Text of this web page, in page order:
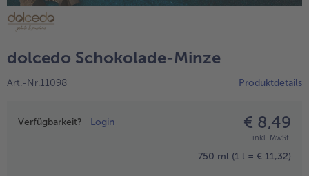
alle Brot & Gebäck
Wein & Spirituosen
dolcedo Schokolade-Minze
Art.-Nr.11098 Produktdetails
Preisangabe
Verfügbarkeit? Login € 8,49
inkl. MwSt.
750 ml (1 l = € 11,32)